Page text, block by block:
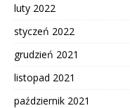
luty 2022
styczeń 2022
grudzień 2021
listopad 2021
październik 2021